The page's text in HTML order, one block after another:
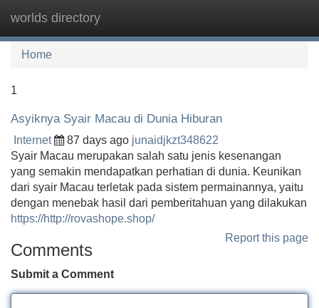
worlds directory
Home
1
Asyiknya Syair Macau di Dunia Hiburan
Internet 87 days ago junaidjkzt348622
Syair Macau merupakan salah satu jenis kesenangan
yang semakin mendapatkan perhatian di dunia. Keunikan
dari syair Macau terletak pada sistem permainannya, yaitu
dengan menebak hasil dari pemberitahuan yang dilakukan
https://http://rovashope.shop/
Report this page
Comments
Submit a Comment